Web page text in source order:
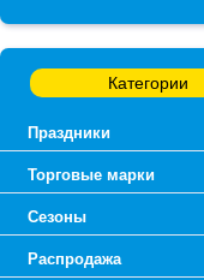
Категории
Праздники
Торговые марки
Сезоны
Распродажа